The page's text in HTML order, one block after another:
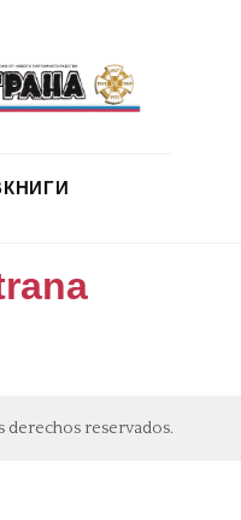
КНИГИ
derechos reservados.